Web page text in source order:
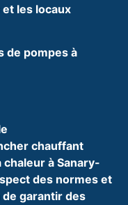
les locaux
de pompes à
chauffant
à Sanary-
des normes et
garantir des